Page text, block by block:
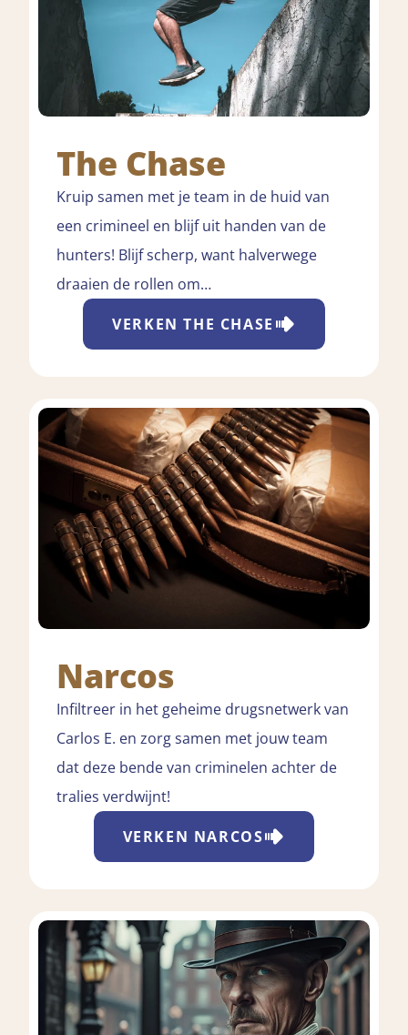
The Chase
Kruip samen met je team in de huid van
een crimineel en blijf uit handen van de
hunters! Blijf scherp, want halverwege
draaien de rollen om…
VERKENTHE CHASE
Narcos
Infiltreer in het geheime drugsnetwerk van
Carlos E. en zorg samen met jouw team
dat deze bende van criminelen achter de
tralies verdwijnt!
VERKEN NARCOS